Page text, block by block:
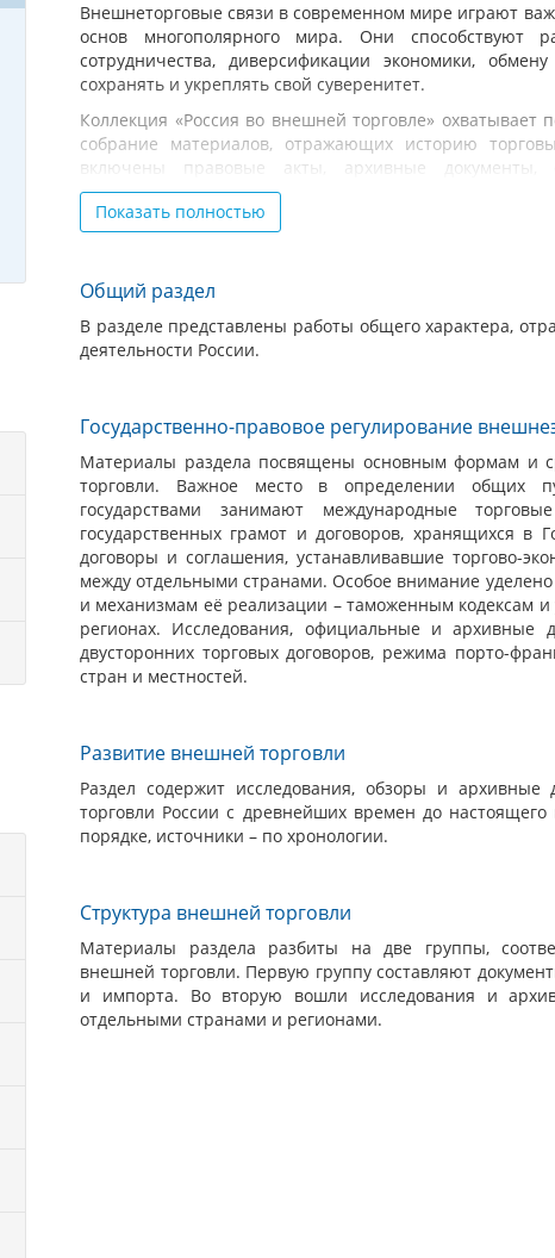
Внешнеторговые связи в современном мире играют
основ многополярного мира. Они способствуют
сотрудничества, диверсификации экономики,
сохранять и укреплять свой суверенитет.
Коллекция «Россия во внешней торговле» охватывает
собрание материалов, отражающих историю
включены правовые акты, архивные документы,
исследования и авторефераты.
Особое внимание уделено анализу торговых связей
на протяжении разных исторических эпох.
В коллекции представлены периодические
коммерции при всех портах и границах», «Обзор
архив, Владимирская областная универсальная
публичная историческая библиотека,
областная универсальная научная библиотека имени
научная библиотека имени Н. К. Крупской,
государственная библиотека, Российская
исторический архив, Тихоокеанский
архитектурный музей-заповедник, Тюменская
Показать полностью
Общий раздел
В разделе представлены работы общего характера,
деятельности России.
Государственно-правовое регулирование
Материалы раздела посвящены основным формам и
торговли. Важное место в определении общих
государствами занимают международные
государственных грамот и договоров, хранящихся в
договоры и соглашения, устанавливавшие торгово-
между отдельными странами. Особое внимание
и механизмам её реализации – таможенным кодексам
регионах. Исследования, официальные и
двусторонних торговых договоров, режима порто-
стран и местностей.
Развитие внешней торговли
Раздел содержит исследования, обзоры и
торговли России с древнейших времен до
порядке, источники – по хронологии.
Структура внешней торговли
Материалы раздела разбиты на две группы,
внешней торговли. Первую группу составляют
и импорта. Во вторую вошли исследования и
отдельными странами и регионами.